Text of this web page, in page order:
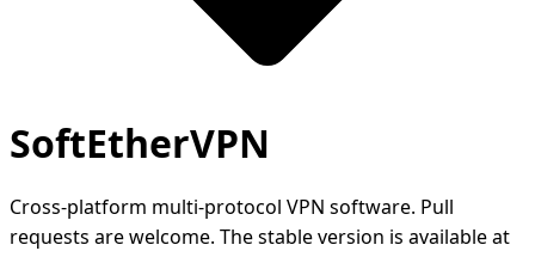
SoftEtherVPN
Cross-platform multi-protocol VPN software. Pull
requests are welcome. The stable version is available at